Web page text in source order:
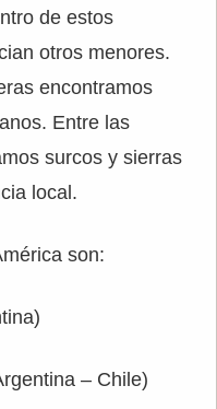
de estos
otros menores.
encontramos
Entre las
surcos y sierras
local.
son:
– Chile)